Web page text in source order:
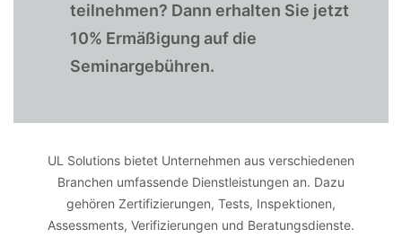
teilnehmen? Dann erhalten Sie jetzt
10% Ermäßigung auf die
Seminargebühren.
UL Solutions bietet Unternehmen aus verschiedenen
Branchen umfassende Dienstleistungen an. Dazu
gehören Zertifizierungen, Tests, Inspektionen,
Assessments, Verifizierungen und Beratungsdienste.